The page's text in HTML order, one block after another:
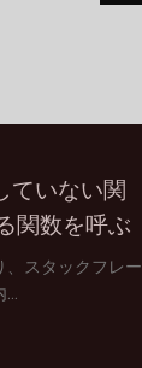
ていない関
関数を呼ぶ
、スタックフレー